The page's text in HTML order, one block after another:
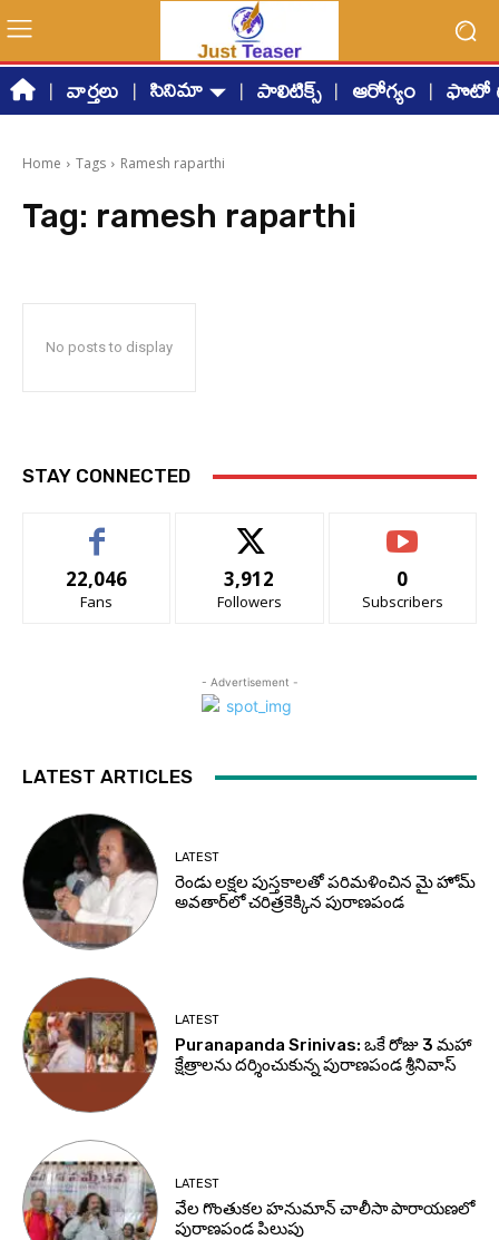
వార్తలు సినిమా పాలిటిక్స్ ఆరోగ్యం ఫొటో
Home Tags Ramesh raparthi
Tag: ramesh raparthi
No posts to display
STAY CONNECTED
22,046
Fans
3,912
Followers
0
Subscribers
- Advertisement -
LATEST ARTICLES
LATEST
రెండు లక్షల పుస్తకాలతో పరిమళించిన మై హోమ్
అవతార్‌లో చరిత్రకెక్కిన పురాణపండ
LATEST
Puranapanda Srinivas: ఒకే రోజు 3 మహా
క్షేత్రాలను దర్శించుకున్న పురాణపండ శ్రీనివాస్
LATEST
వేల గొంతుకల హనుమాన్ చాలీసా పారాయణలో
పురాణపండ పిలుపు